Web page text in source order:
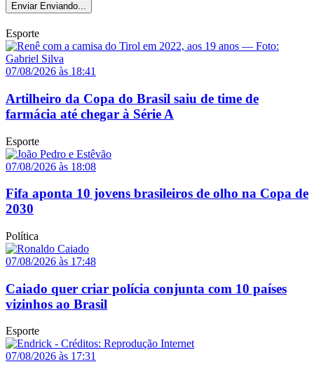
Enviar Enviando...
Esporte
07/08/2026 às 18:41
Artilheiro da Copa do Brasil saiu de time de
farmácia até chegar à Série A
Esporte
07/08/2026 às 18:08
Fifa aponta 10 jovens brasileiros de olho na Copa de
2030
Política
07/08/2026 às 17:48
Caiado quer criar polícia conjunta com 10 países
vizinhos ao Brasil
Esporte
07/08/2026 às 17:31